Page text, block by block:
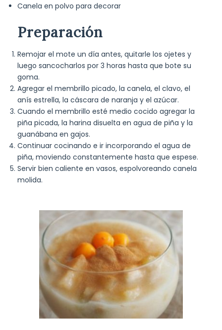
Canela en polvo para decorar
Preparación
Remojar el mote un día antes, quitarle los ojetes y
luego sancocharlos por 3 horas hasta que bote su
goma.
Agregar el membrillo picado, la canela, el clavo, el
anís estrella, la cáscara de naranja y el azúcar.
Cuando el membrillo esté medio cocido agregar la
piña picada, la harina disuelta en agua de piña y la
guanábana en gajos.
Continuar cocinando e ir incorporando el agua de
piña, moviendo constantemente hasta que espese.
Servir bien caliente en vasos, espolvoreando canela
molida.